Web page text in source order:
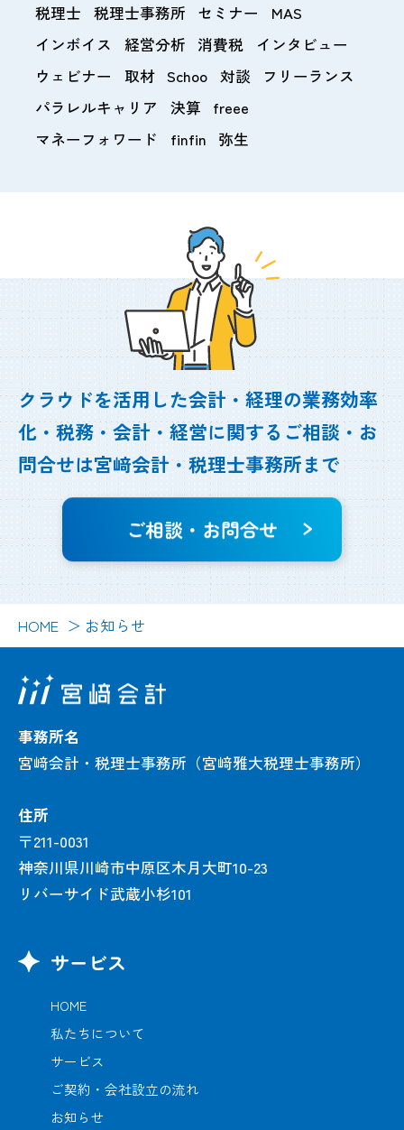
税理士
税理士事務所 セミナー
MAS
インボイス
経営分析 消費税
インタビュー
ウェビナー
取材 Schoo 対談
フリーランス
パラレルキャリア
決算
freee
マネーフォワード
finfin 弥生
クラウドを活用した会計・経理の業務効率
化・税務・会計・経営に関するご相談・お
問合せは宮﨑会計・税理士事務所まで
ご相談・お問合せ
HOME お知らせ
事務所名
宮﨑会計・税理士事務所（宮﨑雅大税理士事務所）
住所
〒211-0031
神奈川県川崎市中原区木月大町10-23
リバーサイド武蔵小杉101
サービス
HOME
私たちについて
サービス
ご契約・会社設立の流れ
お知らせ